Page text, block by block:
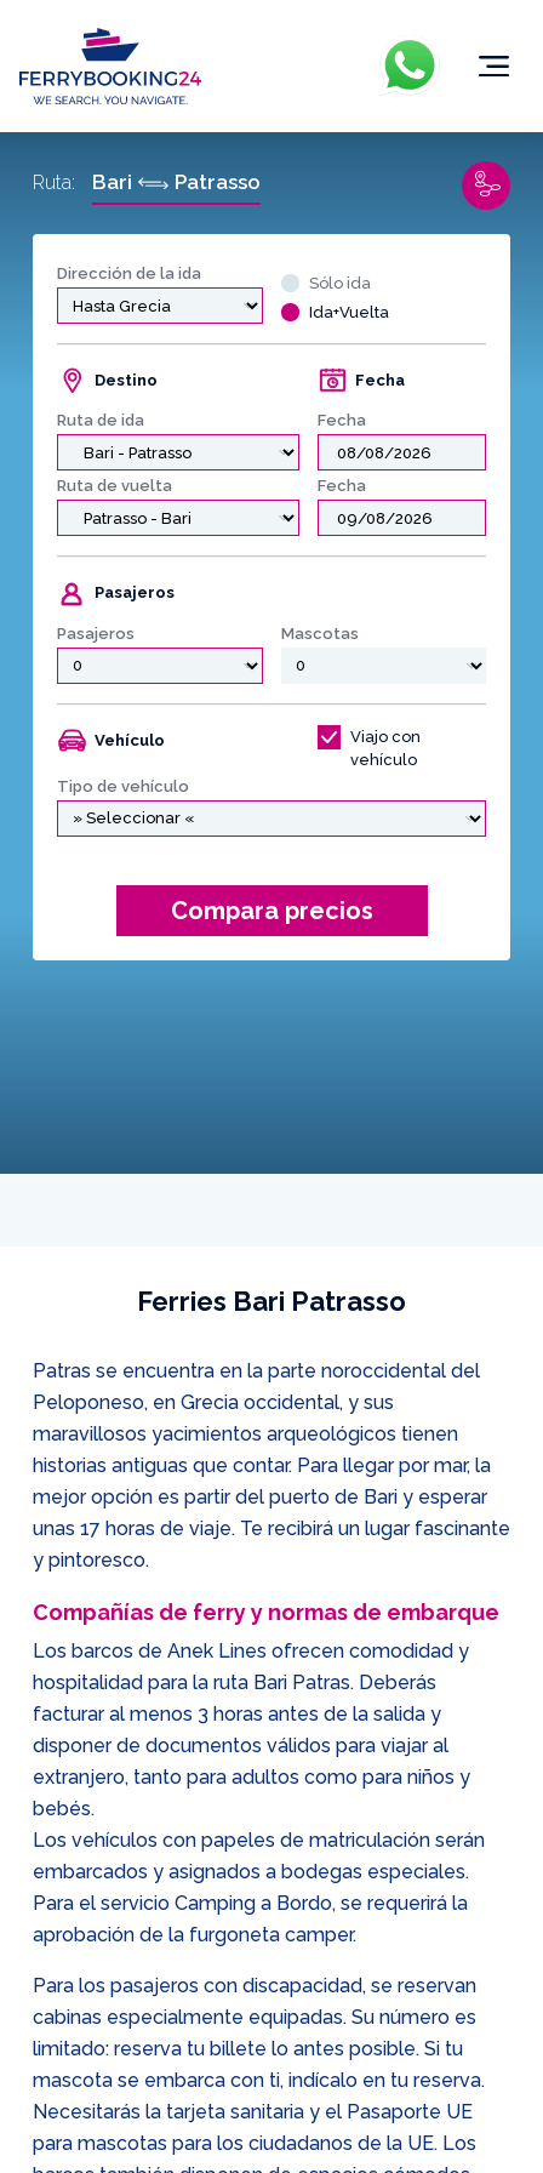
Dirección de la ida
Sólo ida
Ida+Vuelta
Destino
Ruta de ida
Fecha
Fecha
Ruta de vuelta Fecha
Pasajeros
Pasajeros Mascotas
Vehículo
Viajo con
vehículo
Tipo de vehículo
Compara precios
Ruta: Bari Patrasso
Ferries Bari Patrasso
Patras se encuentra en la parte noroccidental del
Peloponeso, en Grecia occidental, y sus
maravillosos yacimientos arqueológicos tienen
historias antiguas que contar. Para llegar por mar, la
mejor opción es partir del puerto de Bari y esperar
unas 17 horas de viaje. Te recibirá un lugar fascinante
y pintoresco.
Compañías de ferry y normas de embarque
Los barcos de Anek Lines ofrecen comodidad y
hospitalidad para la ruta Bari Patras. Deberás
facturar al menos 3 horas antes de la salida y
disponer de documentos válidos para viajar al
extranjero, tanto para adultos como para niños y
bebés.
Los vehículos con papeles de matriculación serán
embarcados y asignados a bodegas especiales.
Para el servicio Camping a Bordo, se requerirá la
aprobación de la furgoneta camper.
Para los pasajeros con discapacidad, se reservan
cabinas especialmente equipadas. Su número es
limitado: reserva tu billete lo antes posible. Si tu
mascota se embarca con ti, indícalo en tu reserva.
Necesitarás la tarjeta sanitaria y el Pasaporte UE
para mascotas para los ciudadanos de la UE. Los